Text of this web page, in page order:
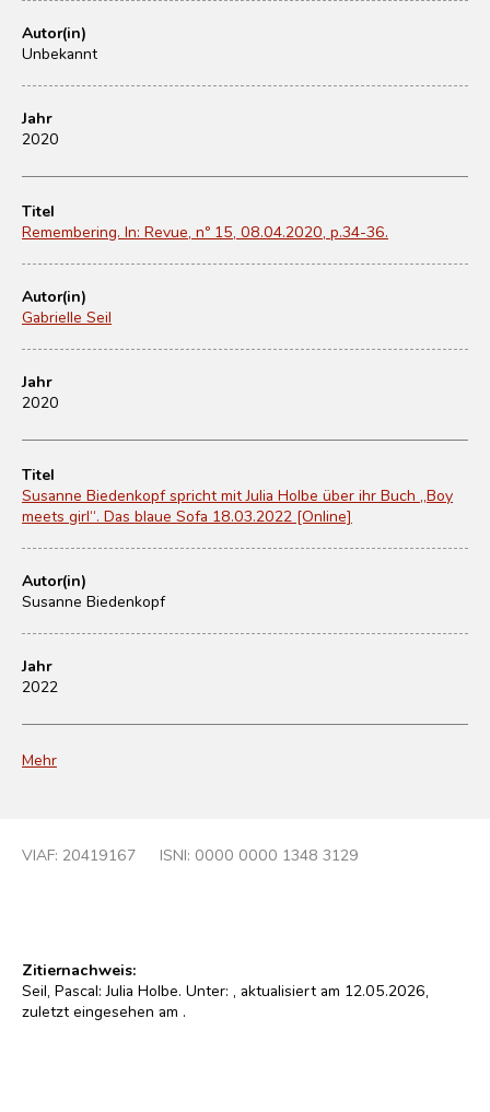
Autor(in)
Unbekannt
Jahr
2020
Titel
Remembering. In: Revue, nº 15, 08.04.2020, p.34-36.
Autor(in)
Gabrielle Seil
Jahr
2020
Titel
Susanne Biedenkopf spricht mit Julia Holbe über ihr Buch „Boy
meets girl“. Das blaue Sofa 18.03.2022 [Online]
Autor(in)
Susanne Biedenkopf
Jahr
2022
Mehr
VIAF: 20419167 ISNI: 0000 0000 1348 3129
Zitiernachweis:
Seil, Pascal: Julia Holbe. Unter: , aktualisiert am 12.05.2026,
zuletzt eingesehen am .